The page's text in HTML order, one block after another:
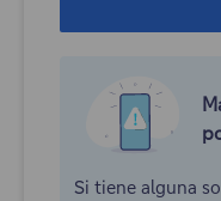
Si tiene alguna